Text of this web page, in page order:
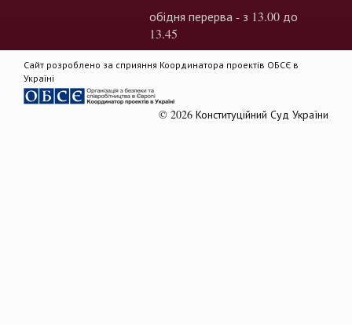
обідня перерва - з 13.00 до
13.45
Сайт розроблено за сприяння Координатора проектів ОБСЄ в
Україні
© 2026 Конституційний Суд України